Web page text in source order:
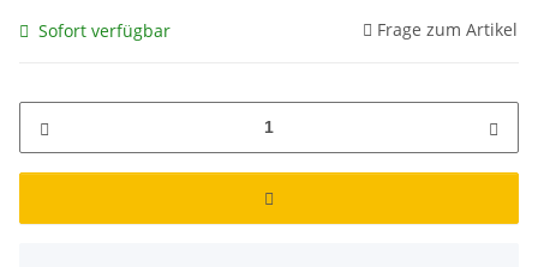
Sofort verfügbar Frage zum Artikel